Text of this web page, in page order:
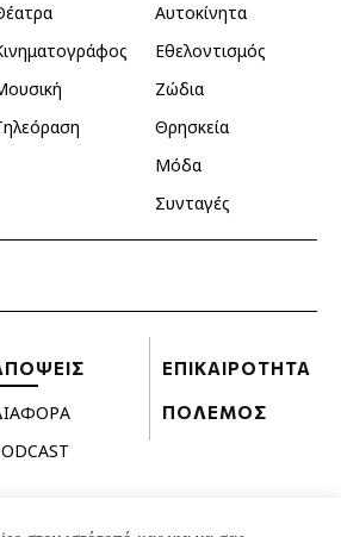
Αυτοκίνητα
Εθελοντισμός
Ζώδια
Θρησκεία
Μόδα
Συνταγές
ΕΠΙΚΑΙΡΟΤΗΤΑ
ΠΟΛΕΜΟΣ